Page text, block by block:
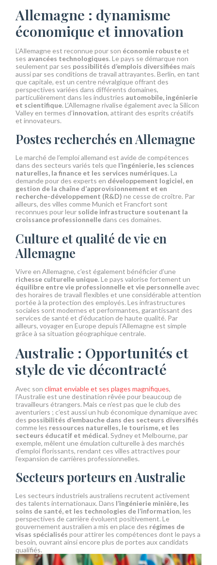
Allemagne : dynamisme
économique et innovation
L’Allemagne est reconnue pour son économie robuste et
ses avancées technologiques. Le pays se démarque non
seulement par ses possibilités d’emplois diversifiées mais
aussi par ses conditions de travail attrayantes. Berlin, en tant
que capitale, est un centre névralgique offrant des
perspectives variées dans différents domaines,
particulièrement dans les industries automobile, ingénierie
et scientifique. L’Allemagne rivalise également avec la Silicon
Valley en termes d’innovation, attirant des esprits créatifs
et innovateurs.
Postes recherchés en Allemagne
Le marché de l’emploi allemand est avide de compétences
dans des secteurs variés tels que l’ingénierie, les sciences
naturelles, la finance et les services numériques. La
demande pour des experts en développement logiciel, en
gestion de la chaîne d’approvisionnement et en
recherche-développement (R&D) ne cesse de croître. Par
ailleurs, des villes comme Munich et Francfort sont
reconnues pour leur solide infrastructure soutenant la
croissance professionnelle dans ces domaines.
Culture et qualité de vie en
Allemagne
Vivre en Allemagne, c’est également bénéficier d’une
richesse culturelle unique. Le pays valorise fortement un
équilibre entre vie professionnelle et vie personnelleavec
des horaires de travail flexibles et une considérable attention
portée à la protection des employés. Les infrastructures
sociales sont modernes et performantes, garantissant des
services de santé et d’éducation de haute qualité. Par
ailleurs, voyager en Europe depuis l’Allemagne est simple
grâce à sa situation géographique centrale.
Australie : Opportunités et
style de vie décontracté
Avec sonclimat enviable et ses plages magnifiques,
l’Australie est une destination rêvée pour beaucoup de
travailleurs étrangers. Mais ce n’est pas que le club des
aventuriers ; c’est aussi un hub économique dynamique avec
des possibilités d’embauche dans des secteurs diversifiés
comme les ressources naturelles, le tourisme, et les
secteurs éducatif et médical. Sydney et Melbourne, par
exemple, mêlent une émulation culturelle à des marchés
d’emploi florissants, rendant ces villes attractives pour
l’expansion de carrières professionnelles.
Secteurs porteurs en Australie
Les secteurs industriels australiens recrutent activement
des talents internationaux. Dans l’ingénierie minière, les
soins de santé, et les technologies de l’information, les
perspectives de carrière évoluent positivement. Le
gouvernement australien a mis en place des régimes de
visas spécialisés pour attirer les compétences dont le pays a
besoin, ouvrant ainsi encore plus de portes aux candidats
qualifiés.